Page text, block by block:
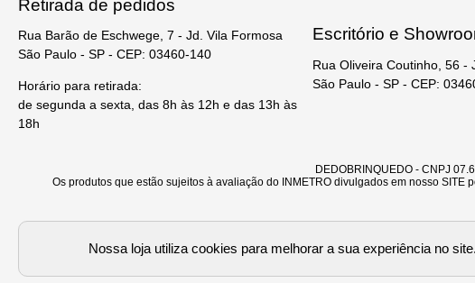
Retirada de pedidos
Rua Barão de Eschwege, 7 - Jd. Vila Formosa
São Paulo - SP - CEP: 03460-140
Horário para retirada:
de segunda a sexta, das 8h às 12h e das 13h às
18h
Escritório e
Rua Oliveira Coutinho, 56 -
São Paulo - SP - CEP:
DEDOBRINQUEDO - CNPJ
Os produtos que estão sujeitos à avaliação do INMETRO divulgados em nosso
Verificada por
Nossa loja utiliza cookies para melhorar a sua experiência no